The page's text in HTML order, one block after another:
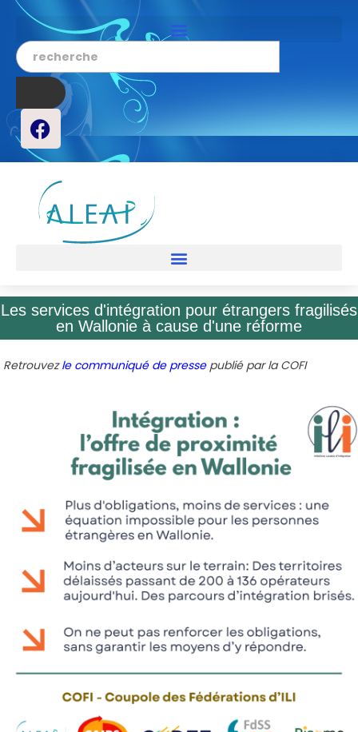
Les services d'intégration pour étrangers fragilisés
en Wallonie à cause d'une réforme
Retrouvezle communiqué de pressepublié par la COFI